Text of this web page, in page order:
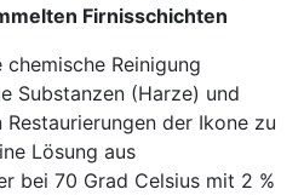
Firnisschichten
Reinigung
Substanzen (Harze) und
der Ikone zu
Lösung aus
bei 70 Grad Celsius mit 2 %